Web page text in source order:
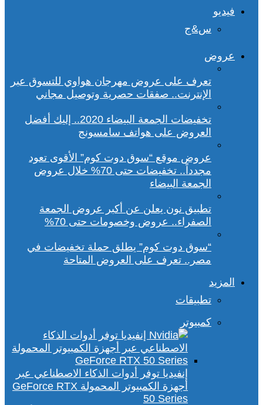
فيديو
س&ج
عروض
تعرف على عروض مهرجان هواوي للتسوق عبر
الإنترنت.. صفقات حصرية وتوصيل مجاني
تخفيضات الجمعة البيضاء 2020.. إليك أفضل
العروض على هواتف سامسونج
عروض موقع “سوق دوت كوم” الأقوى تعود
مجدداً.. تخفيضات حتى 70% خلال عروض
الجمعة البيضاء
تطبيق نون يعلن عن أكبر عروض الجمعة
الصفراء.. عروض وخصومات حتى 70%
“سوق دوت كوم” يطلق حملة تخفيضات في
مصر.. تعرف على العروض المتاحة
المزيد
تطبيقات
كمبيوتر
إنفيديا توفر أدوات الذكاء الاصطناعي عبر
أجهزة الكمبيوتر المحمولة GeForce RTX
50 Series